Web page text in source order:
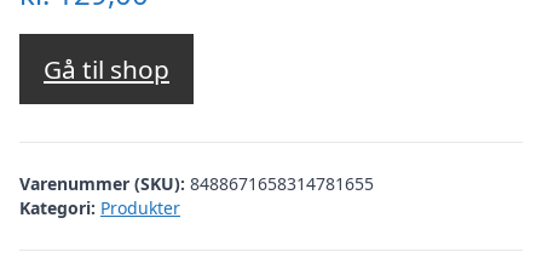
Gå til shop
Varenummer (SKU): 8488671658314781655
Kategori: Produkter